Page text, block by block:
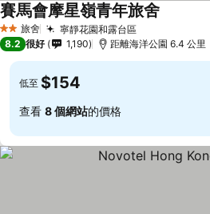
2 星級旅舍 寧靜花園和露台區
賽馬會摩星嶺青年旅舍
8.2 很好 1,190 距離海洋公園 6.4 公里
低至 $154
查看 8 個網站的價格